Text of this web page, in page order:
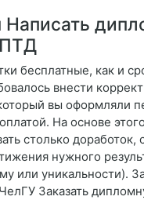
бесплатные, как и
внести
вы оформляли
На основе
столько доработок,
нужного
или уникальности).
Заказать